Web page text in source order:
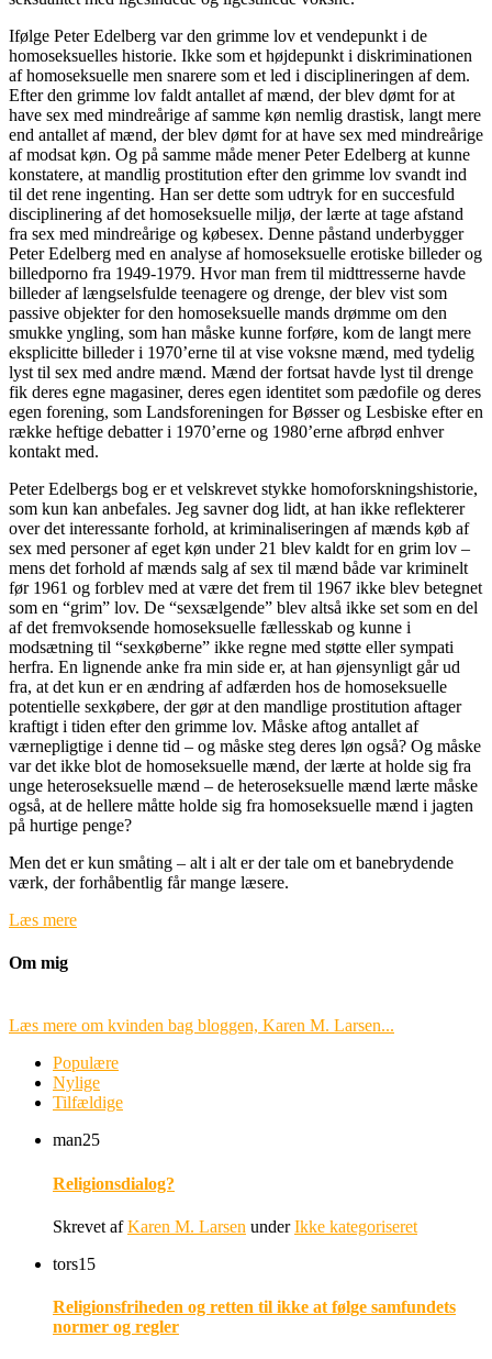
Ifølge Peter Edelberg var den grimme lov et vendepunkt i de
homoseksuelles historie. Ikke som et højdepunkt i diskriminationen
af homoseksuelle men snarere som et led i disciplineringen af dem.
Efter den grimme lov faldt antallet af mænd, der blev dømt for at
have sex med mindreårige af samme køn nemlig drastisk, langt mere
end antallet af mænd, der blev dømt for at have sex med mindreårige
af modsat køn. Og på samme måde mener Peter Edelberg at kunne
konstatere, at mandlig prostitution efter den grimme lov svandt ind
til det rene ingenting. Han ser dette som udtryk for en succesfuld
disciplinering af det homoseksuelle miljø, der lærte at tage afstand
fra sex med mindreårige og købesex. Denne påstand underbygger
Peter Edelberg med en analyse af homoseksuelle erotiske billeder og
billedporno fra 1949-1979. Hvor man frem til midttresserne havde
billeder af længselsfulde teenagere og drenge, der blev vist som
passive objekter for den homoseksuelle mands drømme om den
smukke yngling, som han måske kunne forføre, kom de langt mere
eksplicitte billeder i 1970’erne til at vise voksne mænd, med tydelig
lyst til sex med andre mænd. Mænd der fortsat havde lyst til drenge
fik deres egne magasiner, deres egen identitet som pædofile og deres
egen forening, som Landsforeningen for Bøsser og Lesbiske efter en
række heftige debatter i 1970’erne og 1980’erne afbrød enhver
kontakt med.
Peter Edelbergs bog er et velskrevet stykke homoforskningshistorie,
som kun kan anbefales. Jeg savner dog lidt, at han ikke reflekterer
over det interessante forhold, at kriminaliseringen af mænds køb af
sex med personer af eget køn under 21 blev kaldt for en grim lov –
mens det forhold af mænds salg af sex til mænd både var kriminelt
før 1961 og forblev med at være det frem til 1967 ikke blev betegnet
som en “grim” lov. De “sexsælgende” blev altså ikke set som en del
af det fremvoksende homoseksuelle fællesskab og kunne i
modsætning til “sexkøberne” ikke regne med støtte eller sympati
herfra. En lignende anke fra min side er, at han øjensynligt går ud
fra, at det kun er en ændring af adfærden hos de homoseksuelle
potentielle sexkøbere, der gør at den mandlige prostitution aftager
kraftigt i tiden efter den grimme lov. Måske aftog antallet af
værnepligtige i denne tid – og måske steg deres løn også? Og måske
var det ikke blot de homoseksuelle mænd, der lærte at holde sig fra
unge heteroseksuelle mænd – de heteroseksuelle mænd lærte måske
også, at de hellere måtte holde sig fra homoseksuelle mænd i jagten
på hurtige penge?
Men det er kun småting – alt i alt er der tale om et banebrydende
værk, der forhåbentlig får mange læsere.
Læs mere
Om mig
Læs mere om kvinden bag bloggen, Karen M. Larsen...
Populære
Nylige
Tilfældige
man25
Religionsdialog?
Skrevet afKaren M. Larsen underIkke kategoriseret
tors15
Religionsfriheden og retten til ikke at følge samfundets
normer og regler